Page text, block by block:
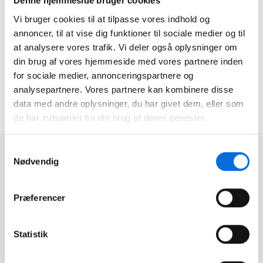
Vi bruger cookies til at tilpasse vores indhold og
annoncer, til at vise dig funktioner til sociale medier og til
at analysere vores trafik. Vi deler også oplysninger om
din brug af vores hjemmeside med vores partnere inden
for sociale medier, annonceringspartnere og
analysepartnere. Vores partnere kan kombinere disse
data med andre oplysninger, du har givet dem, eller som
de har indsamlet fra din brug af deres tjenester.
Nødvendig
Præferencer
Statistik
effekterne ved managementændringer, og som
har rod i den nyeste forskning. Beregningerne gør
det nemt for landmanden at se den virkning, som
tiltagene vil have på hans eller hendes besætning
og økonomi uge for uge over 10 år.
Gå til hjemmeside
Gå til hjemmeside
MJ Service samler planlægning og
data med Virkplan Projects og BI
vinduespolering til virksomheder og boligforeninger. For at
skabe bedre overblik over planlægning, data og fakturering